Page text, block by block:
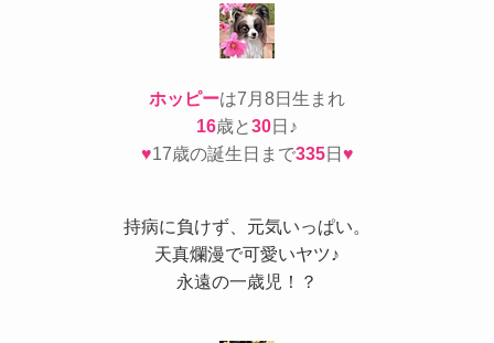
ホッピーは7月8日生まれ
16歳と30日♪
♥17歳の誕生日まで335日♥
持病に負けず、元気いっぱい。
天真爛漫で可愛いヤツ♪
永遠の一歳児！？